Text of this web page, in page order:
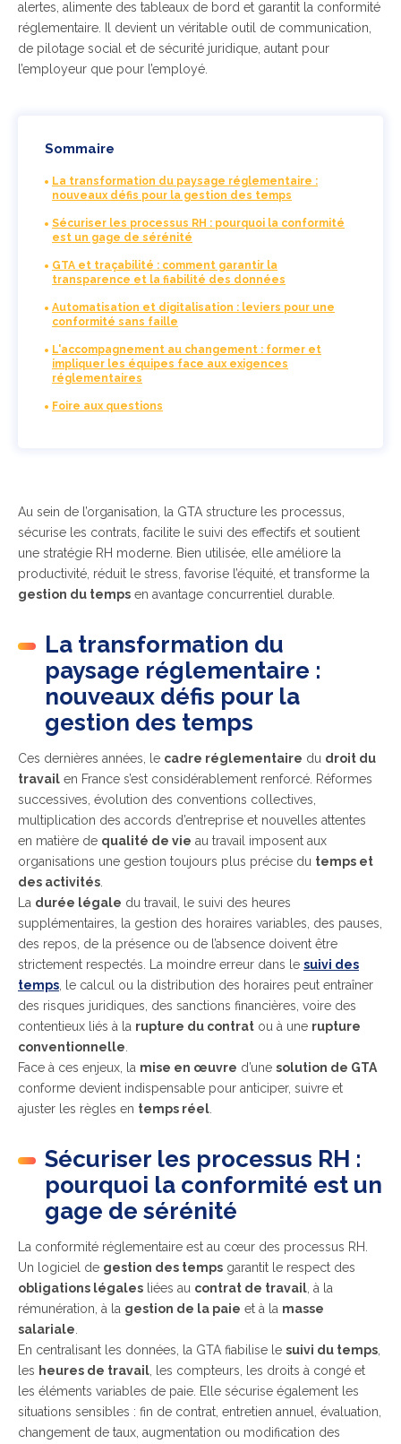
alertes, alimente des tableaux de bord et garantit la conformité
réglementaire. Il devient un véritable outil de communication,
de pilotage social et de sécurité juridique, autant pour
l’employeur que pour l’employé.
Sommaire
La transformation du paysage réglementaire :
nouveaux défis pour la gestion des temps
Sécuriser les processus RH : pourquoi la conformité
est un gage de sérénité
GTA et traçabilité : comment garantir la
transparence et la fiabilité des données
Automatisation et digitalisation : leviers pour une
conformité sans faille
L'accompagnement au changement : former et
impliquer les équipes face aux exigences
réglementaires
Foire aux questions
Au sein de l’organisation, la GTA structure les processus,
sécurise les contrats, facilite le suivi des effectifs et soutient
une stratégie RH moderne. Bien utilisée, elle améliore la
productivité, réduit le stress, favorise l’équité, et transforme la
gestion du temps en avantage concurrentiel durable.
La transformation du
paysage réglementaire :
nouveaux défis pour la
gestion des temps
Ces dernières années, le cadre réglementaire du droit du
travail en France s’est considérablement renforcé. Réformes
successives, évolution des conventions collectives,
multiplication des accords d’entreprise et nouvelles attentes
en matière de qualité de vie au travail imposent aux
organisations une gestion toujours plus précise du temps et
des activités
La durée légale du travail, le suivi des heures
supplémentaires, la gestion des horaires variables, des pauses,
des repos, de la présence ou de l’absence doivent être
strictement respectés. La moindre erreur dans le suivi des
temps , le calcul ou la distribution des horaires peut entraîner
des risques juridiques, des sanctions financières, voire des
contentieux liés à la rupture du contrat ou à une rupture
conventionnelle
Face à ces enjeux, la mise en œuvre d’une solution de GTA
conforme devient indispensable pour anticiper, suivre et
ajuster les règles en temps réel
Sécuriser les processus RH :
pourquoi la conformité est un
gage de sérénité
La conformité réglementaire est au cœur des processus RH.
Un logiciel de gestion des temps garantit le respect des
obligations légales liées au contrat de travail , à la
rémunération, à la gestion de la paie et à la masse
salariale
En centralisant les données, la GTA fiabilise le suivi du temps
les heures de travail , les compteurs, les droits à congé et
les éléments variables de paie. Elle sécurise également les
situations sensibles : fin de contrat, entretien annuel, évaluation,
changement de taux, augmentation ou modification des